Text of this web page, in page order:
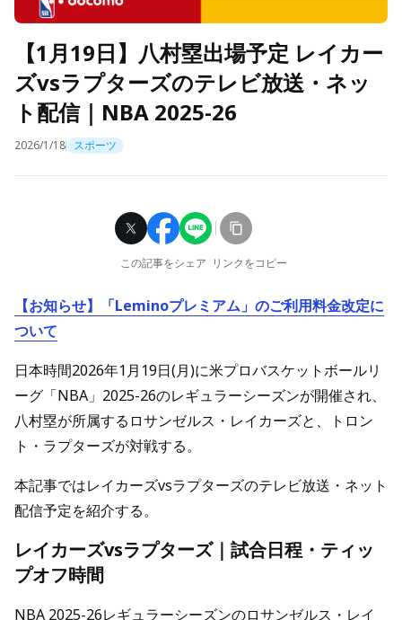
【1月19日】八村塁出場予定 レイカー
ズvsラプターズのテレビ放送・ネッ
ト配信｜NBA 2025-26
2026/1/18 スポーツ
この記事をシェア リンクをコピー
【お知らせ】「Leminoプレミアム」のご利用料金改定に
ついて
日本時間2026年1月19日(月)に米プロバスケットボールリ
ーグ「NBA」2025-26のレギュラーシーズンが開催され、
八村塁が所属するロサンゼルス・レイカーズと、トロン
ト・ラプターズが対戦する。
本記事ではレイカーズvsラプターズのテレビ放送・ネット
配信予定を紹介する。
レイカーズvsラプターズ｜試合日程・ティッ
プオフ時間
NBA 2025-26レギュラーシーズンのロサンゼルス・レイ